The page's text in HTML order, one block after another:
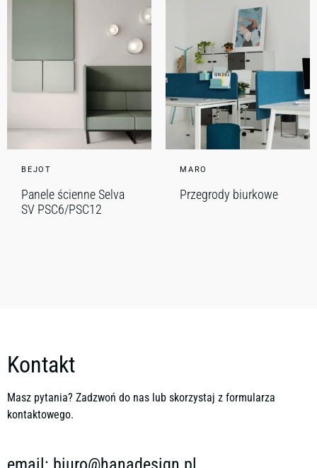
BEJOT
Panele ścienne Selva
SV PSC6/PSC12
MARO
Przegrody biurkowe
Kontakt
Masz pytania? Zadzwoń do nas lub skorzystaj z formularza
kontaktowego.